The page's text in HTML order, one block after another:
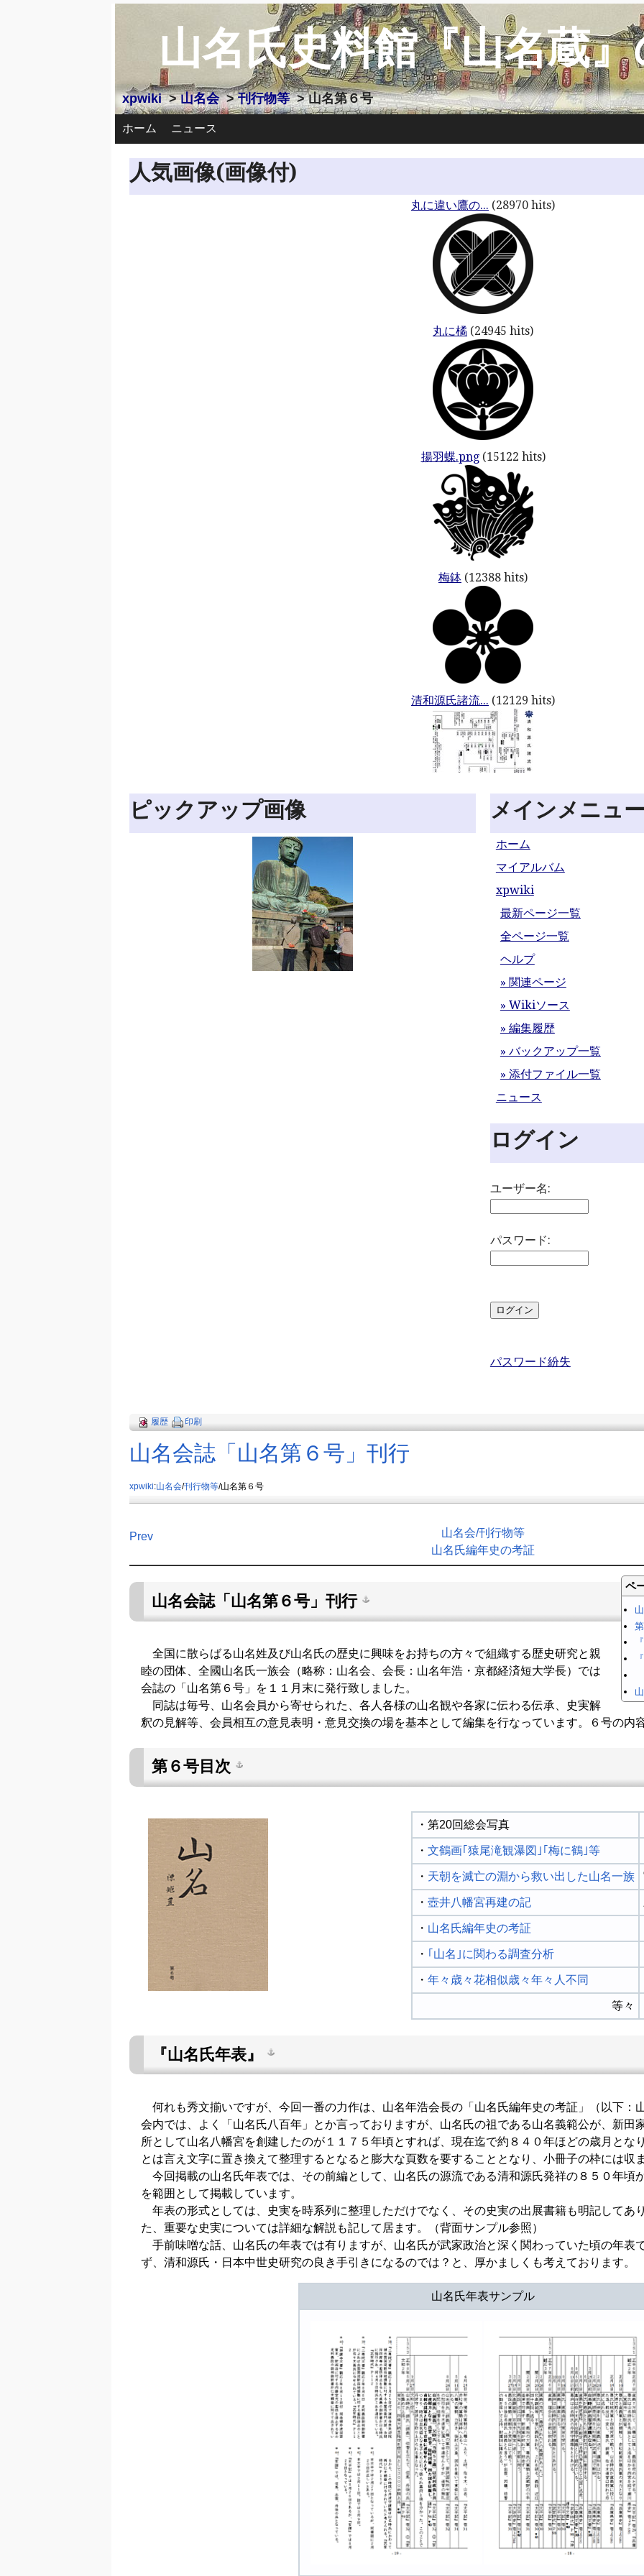
山名氏史料館『山名蔵
xpwiki>山名会>刊行物等> 山名第６号
ホーム ニュース
人気画像(画像付)
丸に違い鷹の... (28970 hits)
丸に橘 (24945 hits)
揚羽蝶.png(15122 hits)
梅鉢 (12388 hits)
清和源氏諸流... (12129 hits)
ピックアップ画像 メインメニュ
ホーム
マイアルバム
xpwiki
最新ページ一覧
全ページ一覧
ヘルプ
» 関連ページ
» Wikiソース
» 編集履歴
» バックアップ一覧
» 添付ファイル一覧
ニュース
ログイン
ユーザー名:
パスワード:
パスワード紛失
履歴 印刷
山名会誌「山名第６号」刊行
xpwiki:山名会/刊行物等/山名第６号
Prev
山名会​/刊行物等
山名氏編年史の考証
ペ
山名会誌「山名第６号」刊行
全国に散らばる山名姓及び山名氏の歴史に興味をお持ちの方々で組織する歴史研究と親
睦の団体、全國山名氏一族会（略称：山名会、会長：山名年浩・京都経済短大学長）では
会誌の「山名第６号」を１１月末に発行致しました。
同誌は毎号、山名会員から寄せられた、各人各様の山名観や各家に伝わる伝承、史実解
釈の見解等、会員相互の意見表明・意見交換の場を基本として編集を行なっています。６号の内
第６号目次
・第20回総会写真
・ 文鶴画｢猿尾滝観瀑図｣｢梅に鶴｣等
・ 天朝を滅亡の淵から救い出した山名一族
・ 壺井八幡宮再建の記
・ 山名氏編年史の考証
・ ｢山名｣に関わる調査分析
・ 年々歳々花相似歳々年々人不同
等々
『山名氏年表』
何れも秀文揃いですが、今回一番の力作は、山名年浩会長の「山名氏編年史の考証」（以下：
会内では、よく「山名氏八百年」とか言っておりますが、山名氏の祖である山名義範公が、新田
所として山名八幡宮を創建したのが１１７５年頃とすれば、現在迄で約８４０年ほどの歳月とな
とは言え文字に置き換えて整理するとなると膨大な頁数を要することとなり、小冊子の枠には収
今回掲載の山名氏年表では、その前編として、山名氏の源流である清和源氏発祥の８５０年頃
を範囲として掲載しています。
年表の形式としては、史実を時系列に整理しただけでなく、その史実の出展書籍も明記してあ
た、重要な史実については詳細な解説も記して居ます。（背面サンプル参照）
手前味噌な話、山名氏の年表では有りますが、山名氏が武家政治と深く関わっていた頃の年表
ず、清和源氏・日本中世史研究の良き手引きになるのでは？と、厚かましくも考えております。
山名氏年表サンプル